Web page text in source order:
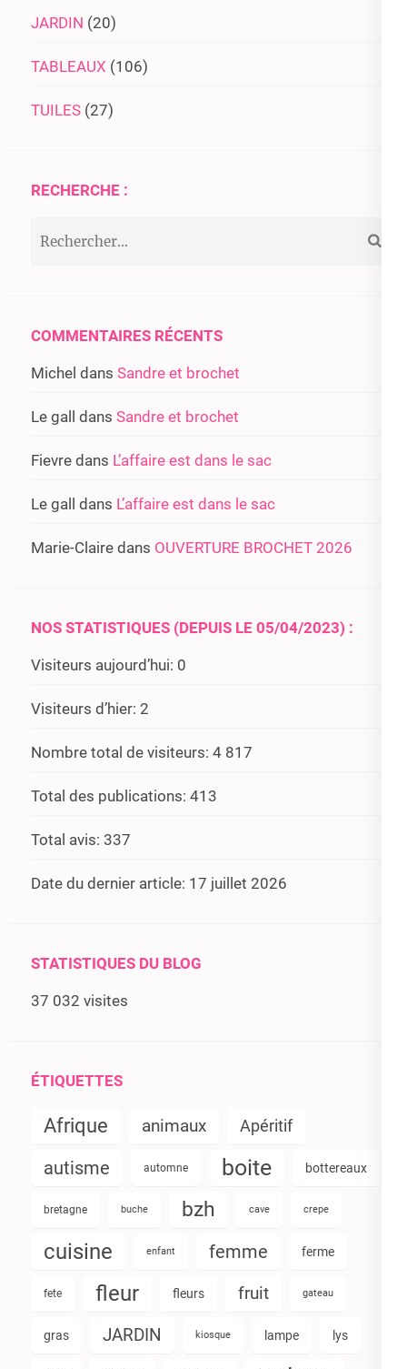
JARDIN (20)
TABLEAUX (106)
TUILES (27)
RECHERCHE :
COMMENTAIRES RÉCENTS
Michel dans Sandre et brochet
Le gall dans Sandre et brochet
Fievre dans L’affaire est dans le sac
Le gall dans L’affaire est dans le sac
Marie-Claire dans OUVERTURE BROCHET 2026
NOS STATISTIQUES (DEPUIS LE 05/04/2023) :
Visiteurs aujourd’hui: 0
Visiteurs d’hier: 2
Nombre total de visiteurs: 4 817
Total des publications: 413
Total avis: 337
Date du dernier article: 17 juillet 2026
STATISTIQUES DU BLOG
37 032 visites
ÉTIQUETTES
Afrique animaux Apéritif
autisme automne boite bottereaux
bretagne buche bzh cave crepe
cuisine enfant femme ferme
fete fleur fleurs fruit gateau
gras JARDIN kiosque lampe lys